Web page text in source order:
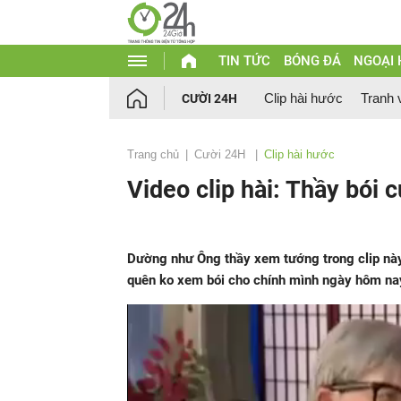
TIN TỨC BÓNG ĐÁ NGOẠI
CƯỜI 24H Clip hài hước Tranh
Trang chủ Cười 24H Clip hài hước
Video clip hài: Thầy bói
Dường như Ông thầy xem tướng trong clip
quên ko xem bói cho chính mình ngày hôm